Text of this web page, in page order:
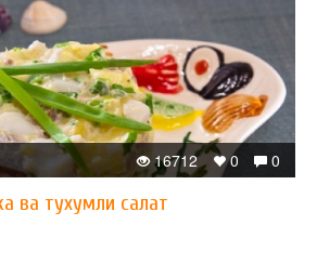
0
0
16712
ва тухумли салат